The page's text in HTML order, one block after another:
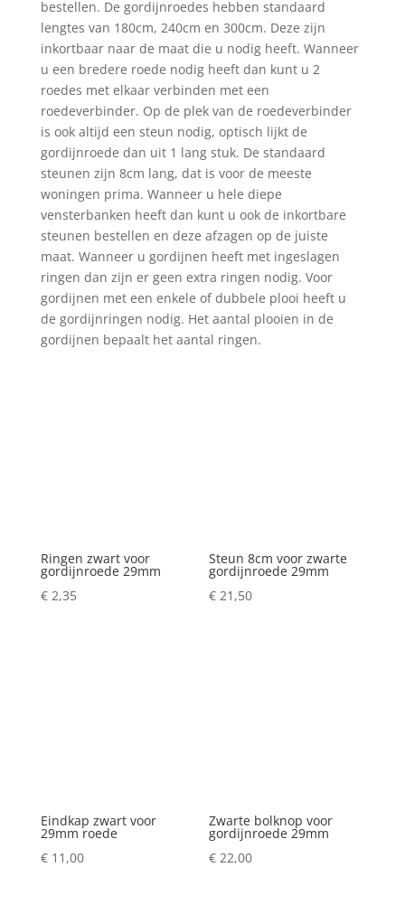
bestellen. De gordijnroedes hebben standaard
lengtes van 180cm, 240cm en 300cm. Deze zijn
inkortbaar naar de maat die u nodig heeft. Wanneer
u een bredere roede nodig heeft dan kunt u 2
roedes met elkaar verbinden met een
roedeverbinder. Op de plek van de roedeverbinder
is ook altijd een steun nodig, optisch lijkt de
gordijnroede dan uit 1 lang stuk. De standaard
steunen zijn 8cm lang, dat is voor de meeste
woningen prima. Wanneer u hele diepe
vensterbanken heeft dan kunt u ook de inkortbare
steunen bestellen en deze afzagen op de juiste
maat. Wanneer u gordijnen heeft met ingeslagen
ringen dan zijn er geen extra ringen nodig. Voor
gordijnen met een enkele of dubbele plooi heeft u
de gordijnringen nodig. Het aantal plooien in de
gordijnen bepaalt het aantal ringen.
Ringen zwart voor
gordijnroede 29mm
€2,35
Steun 8cm voor zwarte
gordijnroede 29mm
€ 21,50
Eindkap zwart voor
29mm roede
€11,00
Zwarte bolknop voor
gordijnroede 29mm
€ 22,00